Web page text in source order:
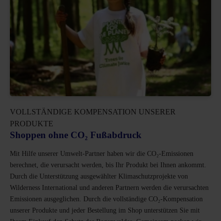
VOLLSTÄNDIGE KOMPENSATION UNSERER
PRODUKTE
Shoppen ohne CO₂ Fußabdruck
Mit Hilfe unserer Umwelt-Partner haben wir die CO₂-Emissionen
berechnet, die verursacht werden, bis Ihr Produkt bei Ihnen ankommt.
Durch die Unterstützung ausgewählter Klimaschutzprojekte von
Wilderness International und anderen Partnern werden die verursachten
Emissionen ausgeglichen. Durch die vollständige CO₂-Kompensation
unserer Produkte und jeder Bestellung im Shop unterstützen Sie mit